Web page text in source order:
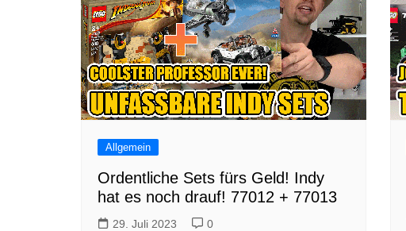
Speedbuild
GAMEzeit
Muss das Sein
Retroecke
Building Bricks For
Allgemein
Ordentliche Sets fürs Geld! Indy
hat es noch drauf! 77012 + 77013
29. Juli 2023 0